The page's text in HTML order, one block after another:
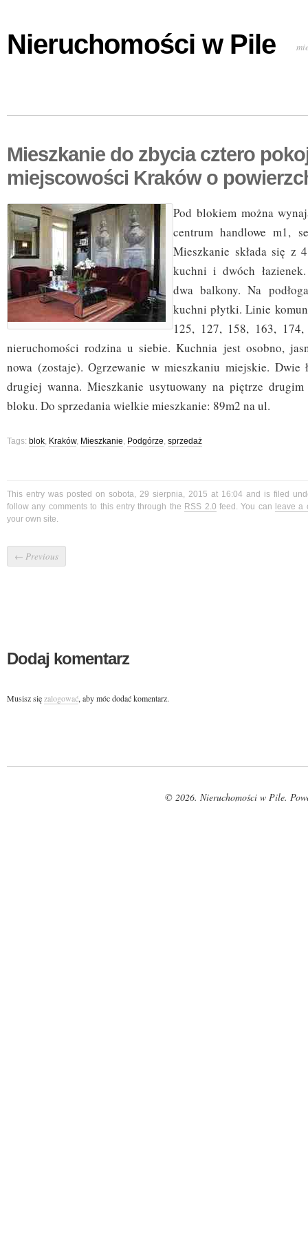
Nieruchomości w Pile
Mieszkanie do zbycia cztero
miejscowości Kraków o
Pod blokiem można
centrum handlowe m1,
Mieszkanie składa się z
kuchni i dwóch
dwa balkony. Na
kuchni płytki. Linie
125, 127, 158, 163,
nieruchomości rodzina u siebie. Kuchnia jest osobno,
nowa (zostaje). Ogrzewanie w mieszkaniu miejskie. Dwie
drugiej wanna. Mieszkanie usytuowany na piętrze
bloku. Do sprzedania wielkie mieszkanie: 89m2 na ul.
Tags: blok, Kraków, Mieszkanie, Podgórze, sprzedaż
This entry was posted on sobota, 29 sierpnia, 2015 at 16:04 and is filed
follow any comments to this entry through the RSS 2.0 feed. You can leave a
your own site.
← Previous
Dodaj komentarz
Musisz sięzalogować, aby móc dodać komentarz.
© 2026. Nieruchomości w Pile.